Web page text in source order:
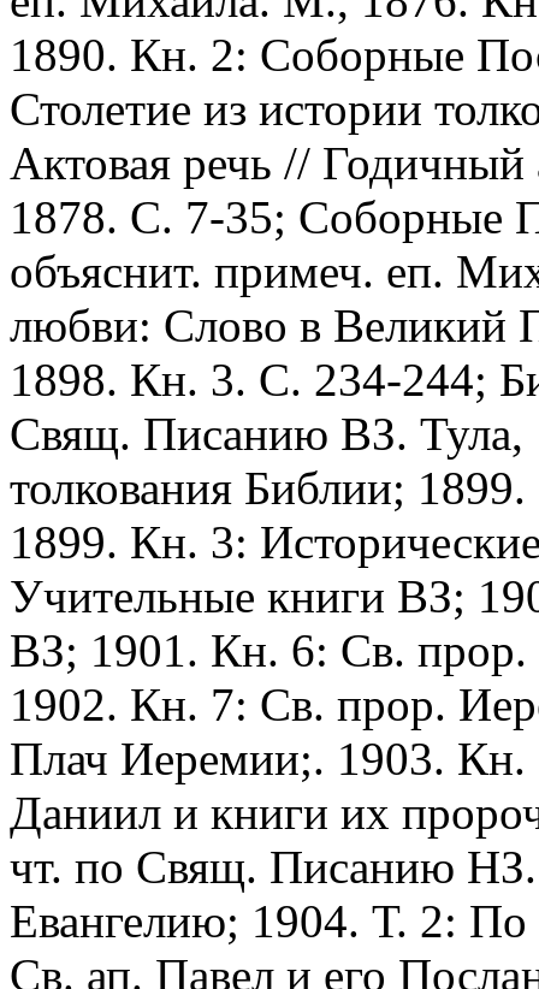
1890. Кн. 2: Соборные
Столетие из истории
Актовая речь //
1878. С. 7-35; Соборные
объяснит. примеч. еп.
любви: Слово в Великий
1898. Кн. 3. С. 234-244;
Свящ. Писанию ВЗ. Тула,
толкования Библии;
1899. Кн. 3:
Учительные книги ВЗ;
ВЗ; 1901. Кн. 6: Св. прор.
1902. Кн. 7: Св. прор.
Плач Иеремии;. 1903. Кн.
Даниил и книги их
чт. по Свящ. Писанию
Евангелию; 1904. Т. 2:
Св. ап. Павел и его